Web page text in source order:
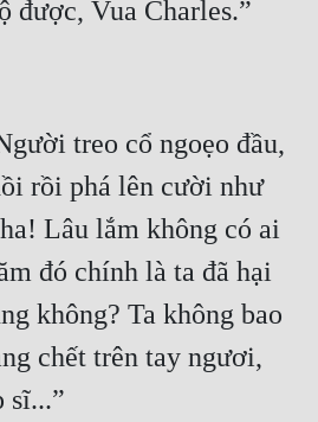
treo cổ ngoẹo đầu,
rồi phá lên cười như
Lâu lắm không có ai
đó chính là ta đã hại
không? Ta không bao
chết trên tay ngươi,